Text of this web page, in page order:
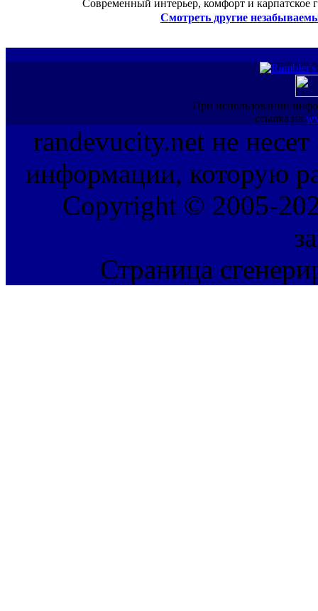
Современный интерьер, комфорт и карпатское
Смотреть другие
При использовании
ссылка на
randevucity.net не несет
информации, которую
Copyright © 2005-
Страница